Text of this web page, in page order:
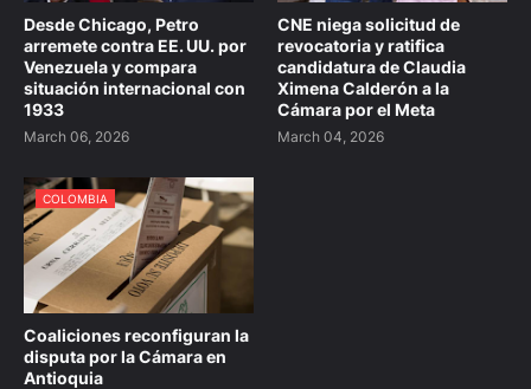
Desde Chicago, Petro
arremete contra EE. UU. por
Venezuela y compara
situación internacional con
1933
March 06, 2026
CNE niega solicitud de
revocatoria y ratifica
candidatura de Claudia
Ximena Calderón a la
Cámara por el Meta
March 04, 2026
COLOMBIA
Coaliciones reconfiguran la
disputa por la Cámara en
Antioquia